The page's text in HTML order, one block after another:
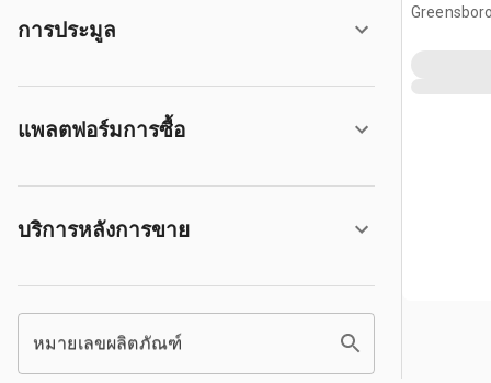
การประมูล
แพลตฟอร์มการซื้อ
บริการหลังการขาย
หมายเลขผลิตภัณฑ์